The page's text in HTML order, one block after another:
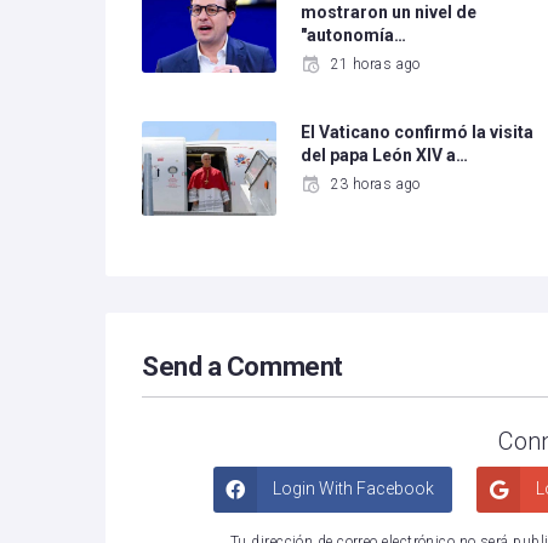
mostraron un nivel de
"autonomía…
21 horas ago
El Vaticano confirmó la visita
del papa León XIV a…
23 horas ago
Send a Comment
Login With Facebook